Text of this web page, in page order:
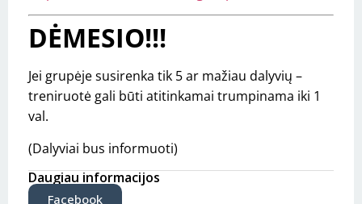
DĖMESIO!!!
Jei grupėje susirenka tik 5 ar mažiau dalyvių –
treniruotė gali būti atitinkamai trumpinama iki 1
val.
(Dalyviai bus informuoti)
Daugiau informacijos
Facebook